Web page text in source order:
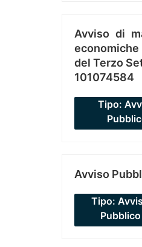
Avviso di
economiche
del Terzo
101074584
Tipo:
Avviso
Tipo:
Pubblico